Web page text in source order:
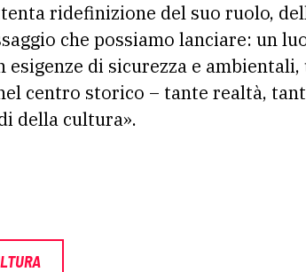
ridefinizione del suo ruolo,
che possiamo lanciare: un
esigenze di sicurezza e
centro storico – tante realtà,
della cultura».